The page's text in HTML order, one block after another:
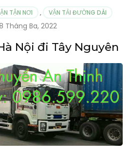
TẬN NƠI , VẬN TẢI ĐƯỜNG DÀI
Tháng Ba, 2022
Nội đi Tây Nguyên